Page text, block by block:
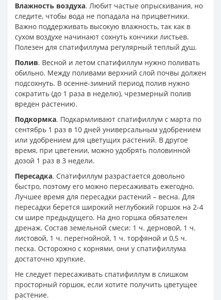
Влажность воздуха. Любит частые опрыскивания, но
следите, чтобы вода не попадала на прицветники.
Важно поддерживать высокую влажность, так как в
сухом воздухе начинают сохнуть кончики листьев.
Полезен для спатифиллума регулярный теплый душ.
Полив. Весной и летом спатифиллум нужно поливать
обильно. Между поливами верхний слой почвы должен
подсохнуть. В осенне-зимний период полив нужно
сократить (до 1 раза в неделю), чрезмерный полив
вреден растению.
Подкормка. Подкармливают спатифиллум с марта по
сентябрь 1 раз в 10 дней универсальным удобрением
или удобрением для цветущих растений. В другое
время, при цветении, можно удобрять половинной
дозой 1 раз в 3 недели.
Пересадка. Спатифиллум разрастается довольно
быстро, поэтому его можно пересаживать ежегодно.
Лучшее время для пересадки растений – весна. Для
пересадки берется широкий неглубокий горшок на 2-4
см шире предыдущего. На дно горшка обязателен
дренаж. Состав земельной смеси: 1 ч. дерновой, 1 ч.
листовой, 1 ч. перегнойной, 1 ч. торфяной и 0,5 ч.
песка. Осторожно с корнями, они у спатифиллума
достаточно хрупкие.
Не следует пересаживать спатифиллум в слишком
просторный горшок, если хотите получить цветущее
растение.